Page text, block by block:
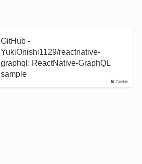
GitHub
GitHub -
YukiOnishi1129/reactnative-
graphql: ReactNative-GraphQL
sample